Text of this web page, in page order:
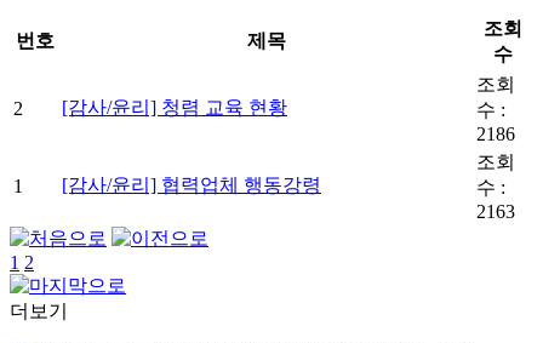
번호 제목
조회
수
2 [감사/윤리] 청렴 교육 현황
조회
수 :
2186
1 [감사/윤리] 협력업체 행동강령
조회
수 :
2163
1 2
더보기